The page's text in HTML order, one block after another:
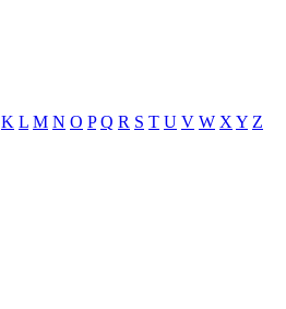
K L M N O P Q R S T U V W X Y Z